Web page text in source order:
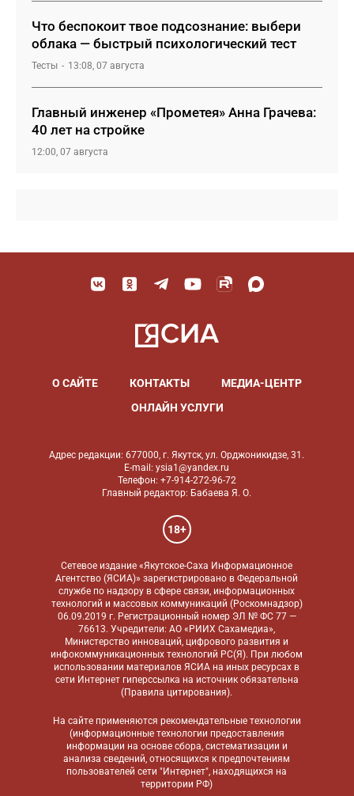
Что беспокоит твое подсознание: выбери
облака — быстрый психологический тест
Тесты 13:08, 07 августа
Главный инженер «Прометея» Анна Грачева:
40 лет на стройке
12:00, 07 августа
О САЙТЕ КОНТАКТЫ
МЕДИА-ЦЕНТР
ОНЛАЙН УСЛУГИ
Адрес редакции: 677000, г. Якутск, ул. Орджоникидзе, 31.
E-mail: ysia1@yandex.ru
Телефон: +7-914-272-96-72
Главный редактор: Бабаева Я. О.
18+
Сетевое издание «Якутское-Саха Информационное
Агентство (ЯСИА)» зарегистрировано в Федеральной
службе по надзору в сфере связи, информационных
технологий и массовых коммуникаций (Роскомнадзор)
06.09.2019 г. Регистрационный номер ЭЛ № ФС 77 —
76613. Учредители: АО «РИИХ Сахамедиа»,
Министерство инноваций, цифрового развития и
инфокоммуникационных технологий РС(Я). При любом
использовании материалов ЯСИА на иных ресурсах в
сети Интернет гиперссылка на источник обязательна
(Правила цитирования).
На сайте применяются рекомендательные технологии
(информационные технологии предоставления
информации на основе сбора, систематизации и
анализа сведений, относящихся к предпочтениям
пользователей сети "Интернет", находящихся на
территории РФ)